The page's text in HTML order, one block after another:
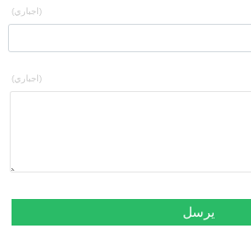
(اجباري)
(اجباري)